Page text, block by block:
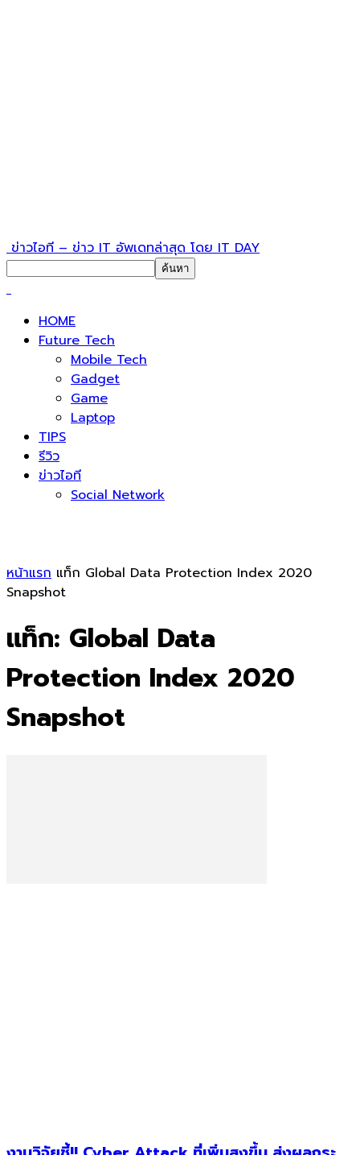
ข่าวไอที – ข่าว IT อัพเดทล่าสุด โดย IT DAY
HOME
Future Tech
Mobile Tech
Gadget
Game
Laptop
TIPS
รีวิว
ข่าวไอที
Social Network
หน้าแรก แท็ก Global Data Protection Index 2020
Snapshot
แท็ก: Global Data
Protection Index 2020
Snapshot